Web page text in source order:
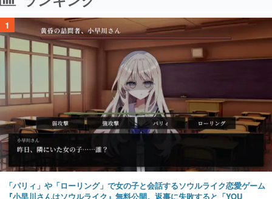
1
「パリィ」や「ローリング」で女の子と会話するソウルライク恋愛ゲーム
『小早川さんはソウルライク』無料公開。返事に失敗すると「YOU